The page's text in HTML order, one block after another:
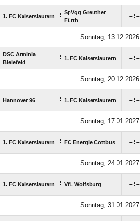
1. FC Kaiserslautern : SpVgg Greuther
Fürth
:
Sonntag, 13.12.2026
DSC Arminia
Bielefeld
: 1. FC Kaiserslautern :
Sonntag, 20.12.2026
Hannover 96 : 1. FC Kaiserslautern :
Sonntag, 17.01.2027
1. FC Kaiserslautern : FC Energie Cottbus :
Sonntag, 24.01.2027
1. FC Kaiserslautern : VfL Wolfsburg :
Sonntag, 31.01.2027